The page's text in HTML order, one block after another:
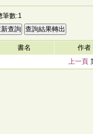
筆數:1
書名
作者
上一頁